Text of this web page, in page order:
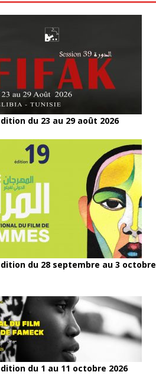
du 23 au 29 août 2026
du 28 septembre au 3 octobre
du 1 au 11 octobre 2026